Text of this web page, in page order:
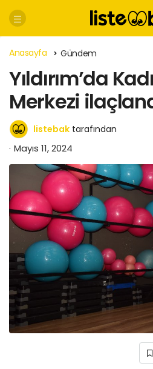
Anasayfa Gündem
Yıldırım’da
Merkezi
listebak tarafından
Mayıs 11, 2024